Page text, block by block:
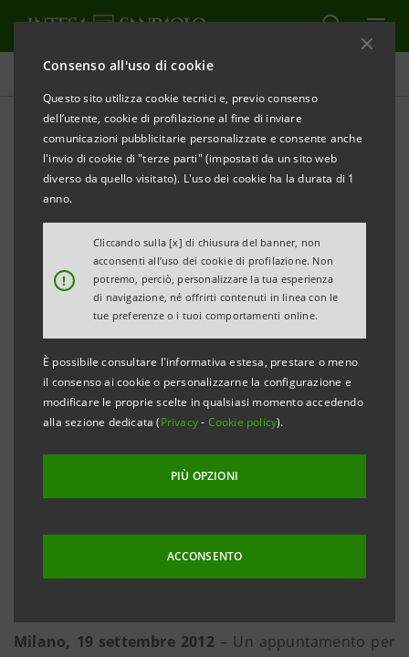
Consenso all'uso di cookie
Questo sito utilizza cookie tecnici e, previo consenso
dell’utente, cookie di profilazione al fine di inviare
comunicazioni pubblicitarie personalizzate e consente anche
l'invio di cookie di "terze parti" (impostati da un sito web
diverso da quello visitato). L'uso dei cookie ha la durata di 1
anno.
!
Cliccando sulla [x] di chiusura del banner, non
acconsenti all’uso dei cookie di profilazione. Non
potremo, perciò, personalizzare la tua esperienza
di navigazione, né offrirti contenuti in linea con le
tue preferenze o i tuoi comportamenti online.
È possibile consultare l'informativa estesa, prestare o meno
il consenso ai cookie o personalizzarne la configurazione e
modificare le proprie scelte in qualsiasi momento accedendo
alla sezione dedicata (Privacy- Cookie policy).
PIÙ OPZIONI
ACCONSENTO
Comunicati stampa
STAMPA AGGIORNA
COMUNICATO STAMPA
Intesa Sanpaolo per un comparto unico nel suo
genere
INTESA SANPAOLO: LE NUOVE STRATEGIE E LE SFIDE
CHE ATTENDONO IL SETTORE DEL FOOD ITALIANO
NEI PROSSIMI ANNI
Milano, 19 settembre 2012– Un appuntamento per